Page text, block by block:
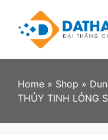
content
Home » Shop »
THỦY TINH LỎNG